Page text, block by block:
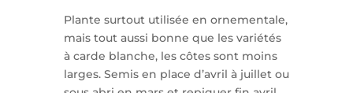
Plante surtout utilisée en ornementale,
mais tout aussi bonne que les variétés
à carde blanche, les côtes sont moins
larges. Semis en place d’avril à juillet ou